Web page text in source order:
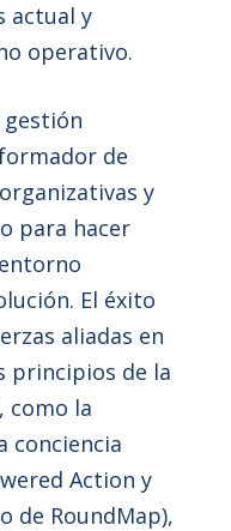
actual y
operativo.
gestión
de
y
para hacer
El éxito
aliadas en
principios de la
como la
conciencia
Action y
de RoundMap),